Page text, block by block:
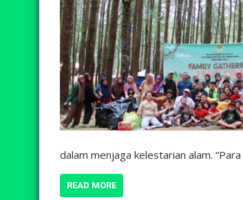
dalam menjaga kelestarian alam.
READ MORE